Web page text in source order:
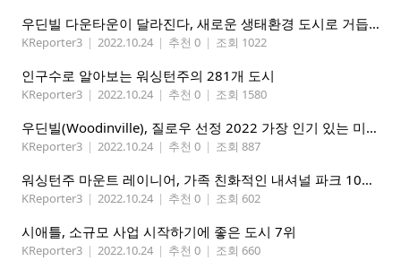
우딘빌 다운타운이 달라진다, 새로운 생태환경 도시로 거듭나
KReporter3 | 2022.10.24 | 추천 0 | 조회 1022
인구수로 알아보는 워싱턴주의 281개 도시
KReporter3 | 2022.10.24 | 추천 0 | 조회 1580
우딘빌(Woodinville), 질로우 선정 2022 가장 인기 있는 미 주택 시장. 5위엔 에드먼즈(Edmonds)
KReporter3 | 2022.10.24 | 추천 0 | 조회 887
워싱턴주 마운트 레이니어, 가족 친화적인 내셔널 파크 10위 선정
KReporter3 | 2022.10.24 | 추천 0 | 조회 602
시애틀, 소규모 사업 시작하기에 좋은 도시 7위
KReporter3 | 2022.10.24 | 추천 0 | 조회 660